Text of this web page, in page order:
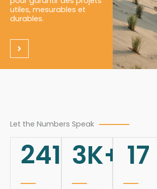
Let the Numbers Speak
utiles, mesurables et
durables.
241 3K+ 17